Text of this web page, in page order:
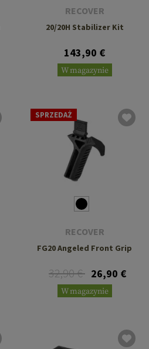
RECOVER
20/20H Stabilizer Kit
143,90 €
W magazynie
SPRZEDAŻ
RECOVER
FG20 Angeled Front Grip
32,90 € 26,90 €
W magazynie